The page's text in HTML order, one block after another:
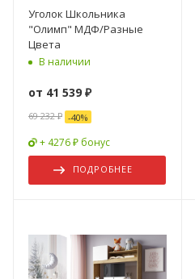
Уголок Школьника
"Олимп" МДФ/Разные
Цвета
В наличии
от 41 539 ₽
69 232 ₽ -40%
+ 4276 ₽ бонус
ПОДРОБНЕЕ